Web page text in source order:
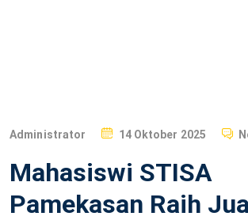
Administrator
P
S
E
14 Oktober 2025
Mahasiswi STISA
Pamekasan Raih